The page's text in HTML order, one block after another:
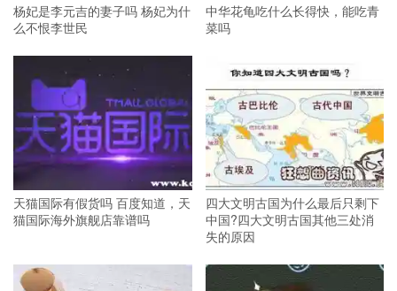
杨妃是李元吉的妻子吗 杨妃为什
么不恨李世民
中华花龟吃什么长得快，能吃青
菜吗
天猫国际有假货吗 百度知道，天
猫国际海外旗舰店靠谱吗
四大文明古国为什么最后只剩下
中国?四大文明古国其他三处消
失的原因